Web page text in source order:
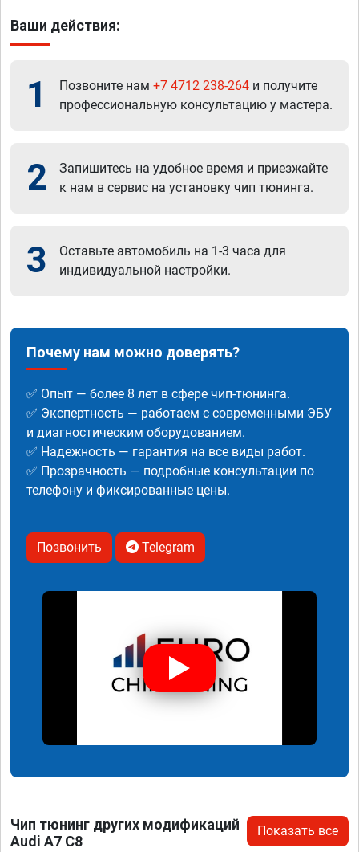
Ваши действия:
1 Позвоните нам +7 4712 238-264 и получите
профессиональную консультацию у мастера.
2
Запишитесь на удобное время и приезжайте
к нам в сервис на установку чип тюнинга.
3
Оставьте автомобиль на 1-3 часа для
индивидуальной настройки.
Почему нам можно доверять?
✅ Опыт — более 8 лет в сфере чип-тюнинга.
✅ Экспертность — работаем с современными ЭБУ
и диагностическим оборудованием.
✅ Надежность — гарантия на все виды работ.
✅ Прозрачность — подробные консультации по
телефону и фиксированные цены.
Позвонить Telegram
Чип тюнинг других модификаций
Audi A7 C8
Показать все